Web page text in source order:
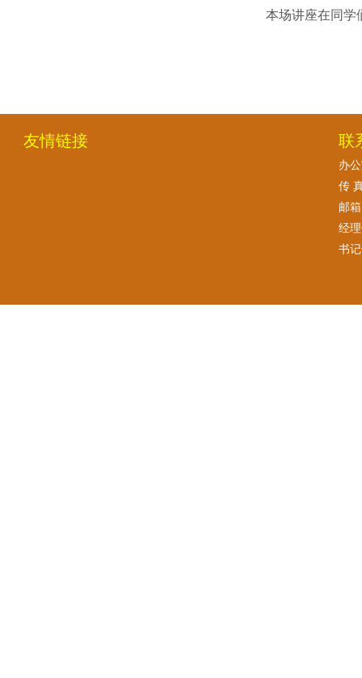
本场讲座在同学
友情链接 联
办
传
邮
经
书